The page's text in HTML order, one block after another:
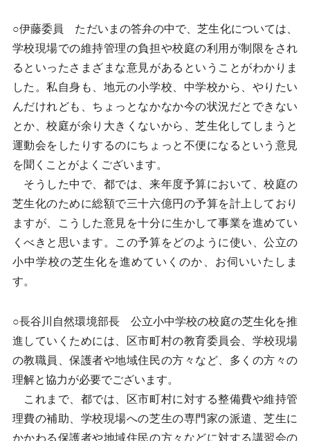
○伊藤委員 ただいまの答弁の中で、芝生化については、
学校現場での維持管理の負担や校庭の利用が制限をされ
るといったさまざまな意見があるということがわかりま
した。私自身も、地元の小学校、中学校から、やりたい
んだけれども、ちょっとなかなか今の状況だとできない
とか、校庭が余り大きくないから、芝生化してしまうと
運動会をしたりするのにちょっと不便になるという意見
を聞くことがよくございます。
そうした中で、都では、来年度予算において、校庭の
芝生化のために総額で三十六億円の予算を計上しており
ますが、こうした意見を十分に生かして事業を進めてい
くべきと思います。この予算をどのように使い、公立の
小中学校の芝生化を進めていくのか、お伺いいたしま
す。
○長谷川自然環境部長 公立小中学校の校庭の芝生化を推
進していくためには、区市町村の教育委員会、学校現場
の教職員、保護者や地域住民の方々など、多くの方々の
理解と協力が必要でございます。
これまで、都では、区市町村に対する整備費や維持管
理費の補助、学校現場への芝生の専門家の派遣、芝生に
かかわる保護者や地域住民の方々などに対する講習会の